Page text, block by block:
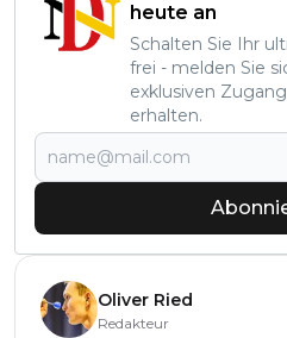
heute an
Schalten Sie Ihr
frei - melden Sie
exklusiven
erhalten.
Oliver Ried
Redakteur